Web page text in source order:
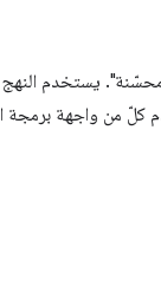
يستخدم
كلّ من واجهة برمجة